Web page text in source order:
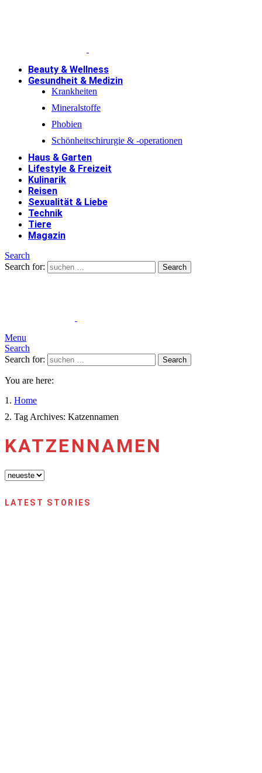
Beauty & Wellness
Gesundheit & Medizin
Krankheiten
Mineralstoffe
Phobien
Schönheitschirurgie & -operationen
Haus & Garten
Lifestyle & Freizeit
Kulinarik
Reisen
Sexualität & Liebe
Technik
Tiere
Magazin
Search
Search for:
Search
Menu
Search
Search for:
Search
You are here:
Home
Tag Archives: Katzennamen
KATZENNAMEN
LATEST STORIES